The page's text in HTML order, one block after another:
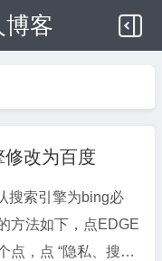
博客
改为百度
搜索引擎为bing必
方法如下，点EDGE
点，点 “隐私、搜索